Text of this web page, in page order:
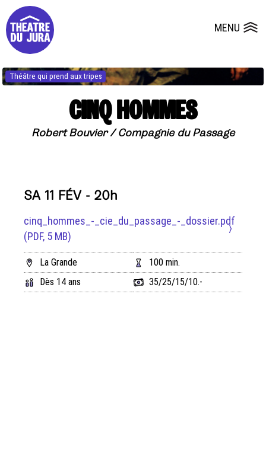
MENU
Presse
Salles
Dépôts de dossiers
Théâtre qui prend aux tripes
CINQ HOMMES
Robert Bouvier / Compagnie du Passage
cinq_hommes_-_cie_du_passage_-_dossier.pdf
(PDF, 5 MB)
SA 11 FÉV - 20h
La Grande
100 min.
Dès 14 ans
35/25/15/10.-